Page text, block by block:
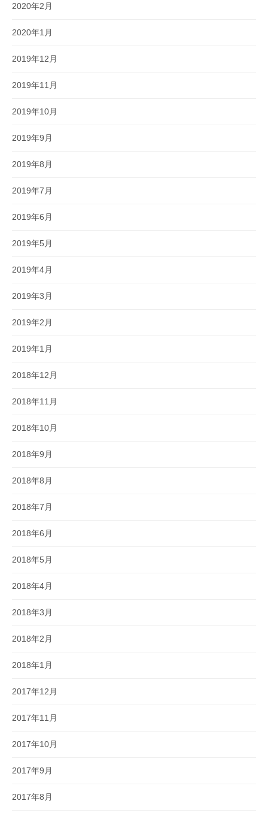
2020年2月
2020年1月
2019年12月
2019年11月
2019年10月
2019年9月
2019年8月
2019年7月
2019年6月
2019年5月
2019年4月
2019年3月
2019年2月
2019年1月
2018年12月
2018年11月
2018年10月
2018年9月
2018年8月
2018年7月
2018年6月
2018年5月
2018年4月
2018年3月
2018年2月
2018年1月
2017年12月
2017年11月
2017年10月
2017年9月
2017年8月